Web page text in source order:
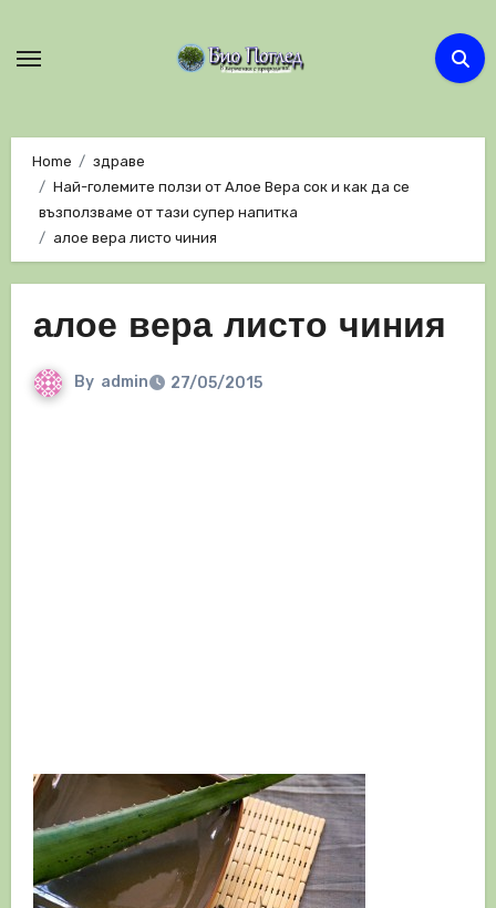
Home
здраве
Най-големите ползи от Алое Вера сок и как да се
възползваме от тази супер напитка
алое вера листо чиния
алое вера листо чиния
By admin 27/05/2015